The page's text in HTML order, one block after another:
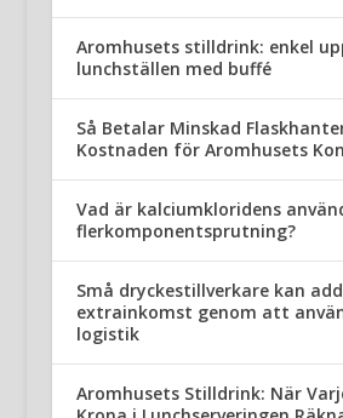
Aromhusets stilldrink: enkel
lunchställen med buffé
Så Betalar Minskad
Kostnaden för Aromhusets
Vad är kalciumkloridens
flerkomponentsprutning?
Små dryckestillverkare kan
extrainkomst genom att
logistik
Aromhusets Stilldrink: När